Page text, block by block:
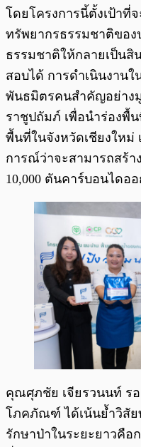
โดยโครงการนี้ตั้งเป้าที่
ทรัพยากรธรรมชาติของ
ธรรมชาติให้กลายเป็น
สอบได้ การดำเนินงาน
พันธมิตรคนสำคัญอย่าง
ราชูปถัมภ์ เพื่อนำร่องพื้
พื้นที่ในจังหวัดเชียงใหม่
การณ์ว่าจะสามารถสร้
10,000 ตันคาร์บอนไดอ
คุณศุภชัย เจียรวนนท์ รอ
โภคภัณฑ์ ได้เน้นย้ำวิสัย
รักษาป่าในระยะยาวคือ